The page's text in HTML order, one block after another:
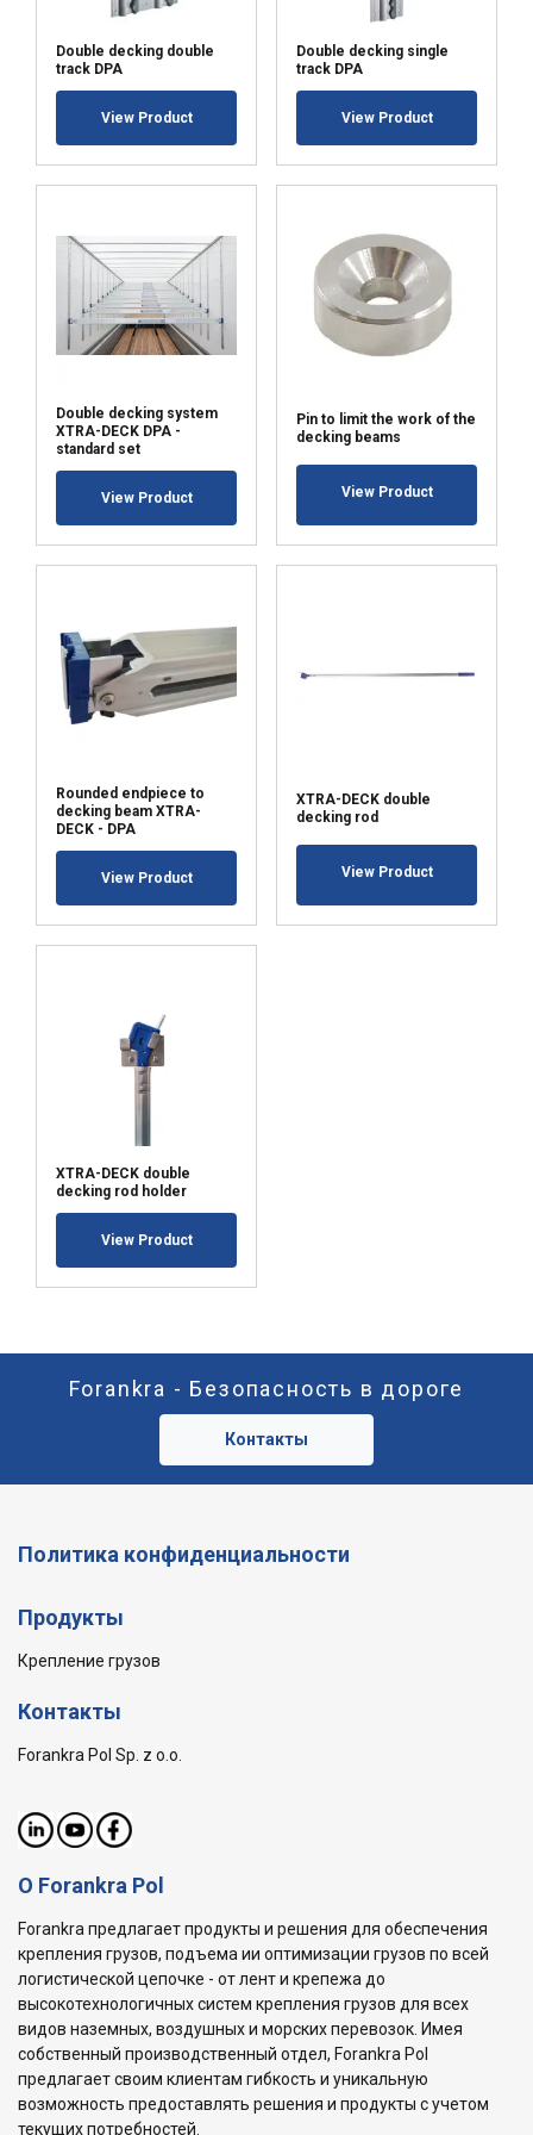
Double decking double
track DPA
View Product
Double decking single
track DPA
View Product
Double decking system
XTRA-DECK DPA -
standard set
View Product
Pin to limit the work of the
decking beams
View Product
Rounded endpiece to
decking beam XTRA-
DECK - DPA
View Product
XTRA-DECK double
decking rod
View Product
XTRA-DECK double
decking rod holder
View Product
Forankra - Безопасность в дороге
Контакты
Политика конфиденциальности
Продукты
Крепление грузов
Контакты
Forankra Pol Sp. z o.o.
О Forankra Pol
Forankra предлагает продукты и решения для обеспечения
крепления грузов, подъема ии оптимизации грузов по всей
логистической цепочке - от лент и крепежа до
высокотехнологичных систем крепления грузов для всех
видов наземных, воздушных и морских перевозок. Имея
собственный производственный отдел, Forankra Pol
предлагает своим клиентам гибкость и уникальную
возможность предоставлять решения и продукты с учетом
текущих потребностей.
Niezbędne Wydajność
Targetowanie Funkcjonalność
Niesklasyfikowane
AKCEPTUJ WSZYSTKIE
POKAŻ SZCZEGÓŁY